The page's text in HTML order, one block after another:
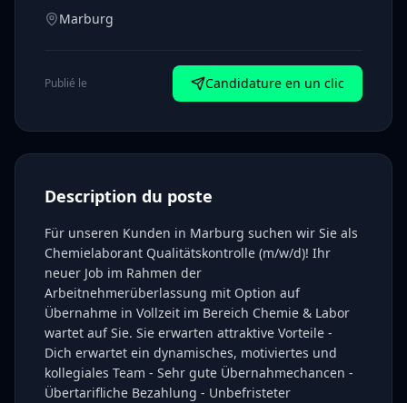
Marburg
Publié le Candidature en un clic
Description du poste
Für unseren Kunden in Marburg suchen wir Sie als
Chemielaborant Qualitätskontrolle (m/w/d)! Ihr
neuer Job im Rahmen der
Arbeitnehmerüberlassung mit Option auf
Übernahme in Vollzeit im Bereich Chemie & Labor
wartet auf Sie. Sie erwarten attraktive Vorteile -
Dich erwartet ein dynamisches, motiviertes und
kollegiales Team - Sehr gute Übernahmechancen -
Übertarifliche Bezahlung - Unbefristeter